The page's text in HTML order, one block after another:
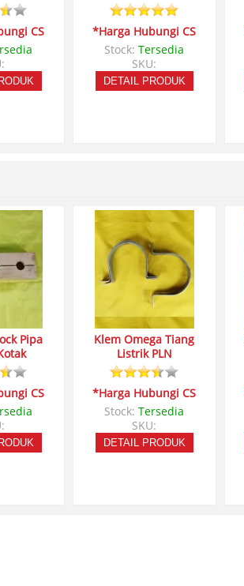
CS
*Harga Hubungi CS
Stock:Tersedia
SKU:
DETAIL PRODUK
Pipa
CS
Klem Omega Tiang
Listrik PLN
*Harga Hubungi CS
Stock:Tersedia
SKU:
DETAIL PRODUK